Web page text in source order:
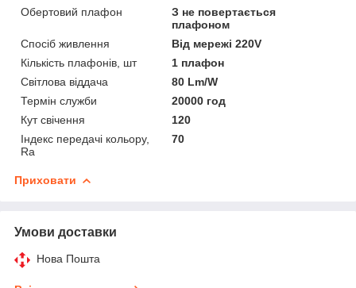
Обертовий плафон
З не повертається
плафоном
Спосіб живлення
Від мережі 220V
Кількість плафонів, шт
1 плафон
Світлова віддача
80 Lm/W
Термін служби
20000 год
Кут свічення
120
Індекс передачі кольору,
Ra
70
Приховати
Умови доставки
Нова Пошта